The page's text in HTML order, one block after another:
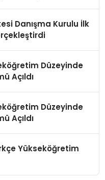
Danışma Kurulu İlk
Düzeyinde
Açıldı
Düzeyinde
Açıldı
Yükseköğretim